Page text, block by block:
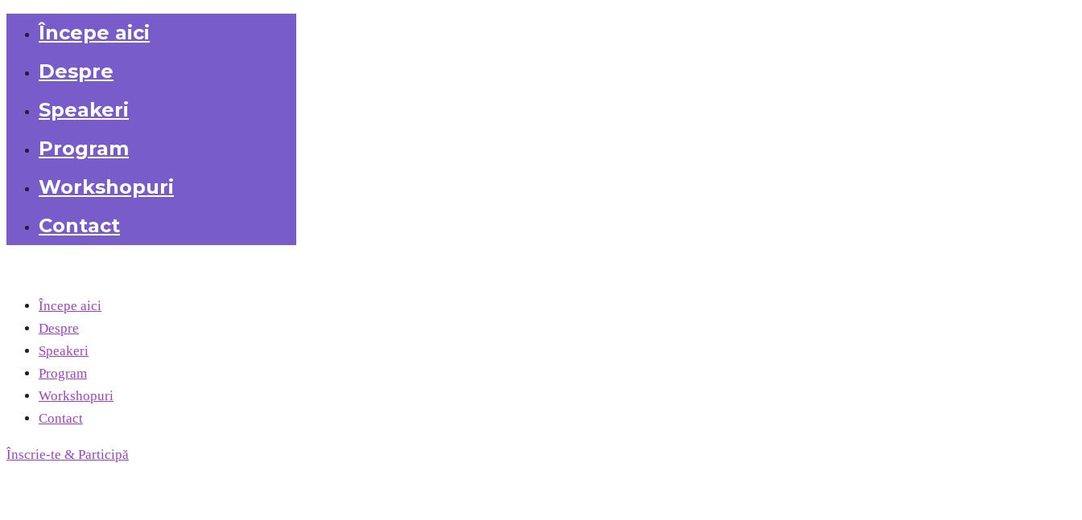
Începe aici
Despre
Speakeri
Program
Workshopuri
Contact
Începe aici
Despre
Speakeri
Program
Workshopuri
Contact
Înscrie-te & Participă